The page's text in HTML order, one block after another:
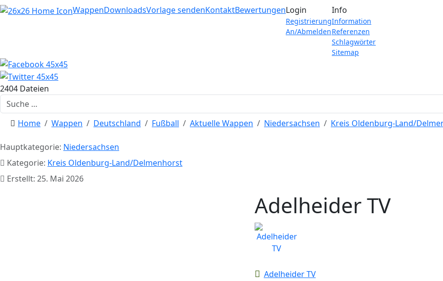
Home
WappenDownloadsVorlage sendenKontaktBewertungenLogin
Registrierung
An/Abmelden
Info
Information
Referenzen
Schlagwörter
Sitemap
2404 Dateien
Suchen
Home Wappen Deutschland Fußball Aktuelle Wappen Niedersachsen Kreis Oldenburg-Land/
Hauptkategorie: Niedersachsen
Kategorie: Kreis Oldenburg-Land/Delmenhorst
Erstellt: 25. Mai 2026
Adelheider TV
Adelheider TV